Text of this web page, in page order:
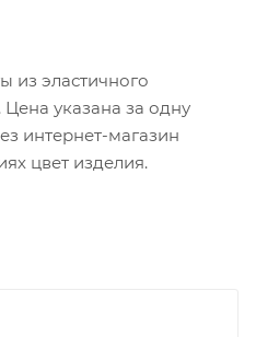
из эластичного
указана за одну
интернет-магазин
цвет изделия.